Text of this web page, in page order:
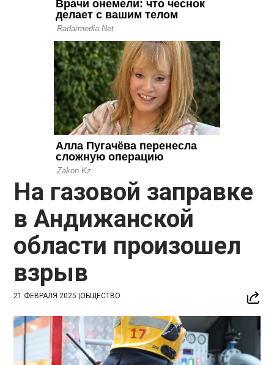
На газовой заправке
в Андижанской
области произошел
взрыв
21 ФЕВРАЛЯ 2025 |ОБЩЕСТВО